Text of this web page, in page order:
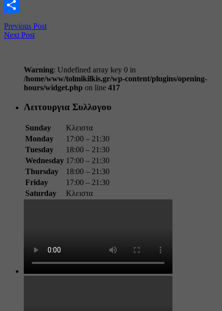
Gmail
Previous Post
Next Post
Warning: Undefined array key 0 in
/home/www/tolmikilkis.gr/wp-content/plugins/opening-
hours/widget.php on line 417
Λειτουργια Συλλογου
Sunday
Κλειστα
Monday
17:00 – 21:30
Tuesday
18:00 – 21:30
Wednesday 17:00 – 21:30
Thursday
18:00 – 21:30
Friday
17:00 – 21:30
Saturday
Κλειστα